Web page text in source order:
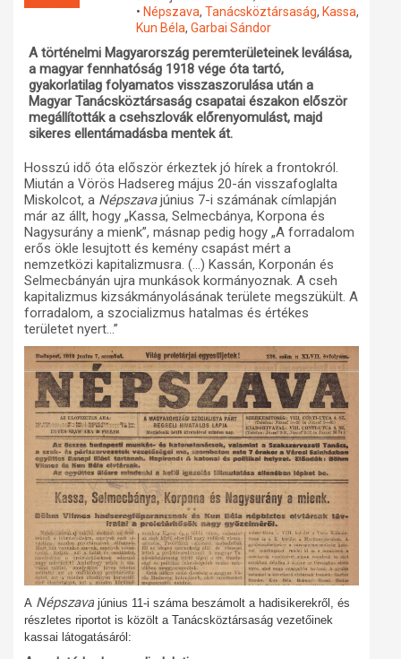
Műhelymunkák
• Népszava, Tanácsköztársaság, Kassa,
Kun Béla, Garbai Sándor
A történelmi Magyarország peremterületeinek leválása,
a magyar fennhatóság 1918 vége óta tartó,
gyakorlatilag folyamatos visszaszorulása után a
Magyar Tanácsköztársaság csapatai északon először
megállították a csehszlovák előrenyomulást, majd
sikeres ellentámadásba mentek át.
Hosszú idő óta először érkeztek jó hírek a frontokról.
Miután a Vörös Hadsereg május 20-án visszafoglalta
Miskolcot, a Népszavajúnius 7-i számának címlapján
már az állt, hogy „Kassa, Selmecbánya, Korpona és
Nagysurány a mienk”, másnap pedig hogy „A forradalom
erős ökle lesujtott és kemény csapást mért a
nemzetközi kapitalizmusra. (…) Kassán, Korponán és
Selmecbányán ujra munkások kormányoznak. A cseh
kapitalizmus kizsákmányolásának területe megszükült. A
forradalom, a szocializmus hatalmas és értékes
területet nyert…”
A Népszava június 11-i száma beszámolt a hadisikerekről, és
részletes riportot is közölt a Tanácsköztársaság vezetőinek
kassai látogatásáról: